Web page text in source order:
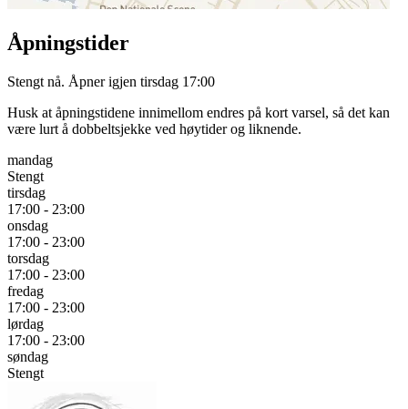
Åpningstider
Stengt nå. Åpner igjen tirsdag 17:00
Husk at åpningstidene innimellom endres på kort varsel, så det kan
være lurt å dobbeltsjekke ved høytider og liknende.
mandag
Stengt
tirsdag
17:00 - 23:00
onsdag
17:00 - 23:00
torsdag
17:00 - 23:00
fredag
17:00 - 23:00
lørdag
17:00 - 23:00
søndag
Stengt